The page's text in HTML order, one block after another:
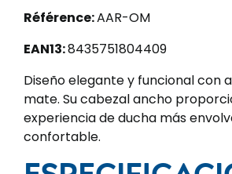
Référence:AAR-OM
EAN13:8435751804409
Diseño elegante y funcional con
mate. Su cabezal ancho
experiencia de ducha más
confortable.